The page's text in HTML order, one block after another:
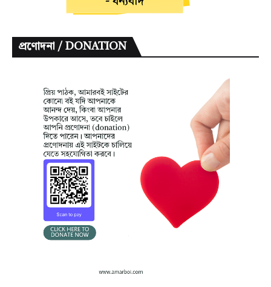
প্রণোদনা / DONATION